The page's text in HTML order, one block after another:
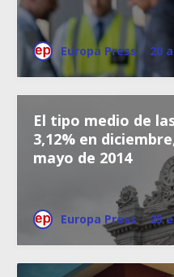
Europa Press · 20
El tipo medio de
3,12% en
mayo de 2014
Europa Press · 25